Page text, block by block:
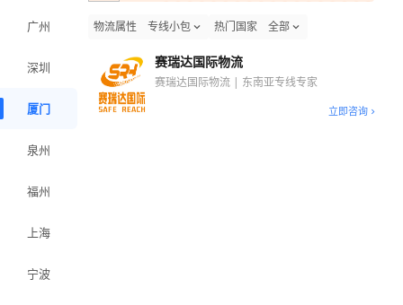
广州
深圳
厦门
泉州
福州
上海
宁波
物流属性 专线小包 热门国家 全部
赛瑞达国际物流
赛瑞达国际物流 | 东南亚专线专家
立即咨询